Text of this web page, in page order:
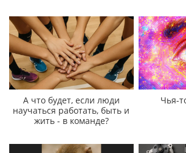
А что будет, если люди
научаться работать, быть и
жить - в команде?
Чья-